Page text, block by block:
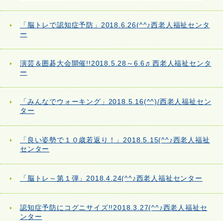
「脳トレで認知症予防」2018.6.26(^^♪西老人福祉センタ
ー
演芸＆囲碁大会開催!!2018.5.28～6.6♬西老人福祉センタ
ー
「みんなでウォーキング」2018.5.16(^^)/西老人福祉セン
ター
「良い姿勢で１０歳若返り！」2018.5.15(^^♪西老人福祉
センター
「脳トレ～第１弾」2018.4.24(^^♪西老人福祉センター
認知症予防にコグニサイズ!!2018.3.27(^^♪西老人福祉セ
ンター